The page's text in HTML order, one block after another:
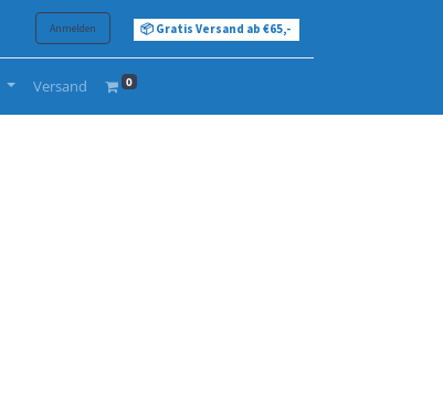
Anmelden 📦 Gratis Versand ab €65,-
Versand 0